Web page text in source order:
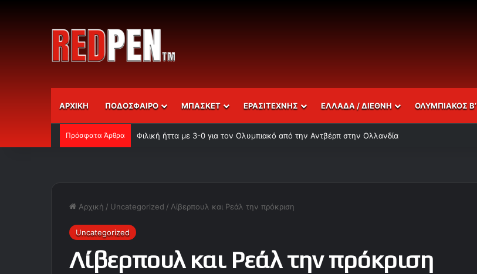
ΑΡΧΙΚΗ ΠΟΔΟΣΦΑΙΡΟ ΜΠΑΣΚΕΤ ΕΡΑΣΙΤΕΧΝΗΣ ΕΛΛΑΔΑ / ΔΙΕΘΝΗ ΟΛΥΜΠΙΑΚΟΣ Β’
Πρόσφατα Άρθρα Φιλική ήττα με 3-0 για τον Ολυμπιακό από την Αντβέρπ στην Ολλανδία
Αρχική / Uncategorized / Λίβερπουλ και Ρεάλ την πρόκριση
Uncategorized
Λίβερπουλ και Ρεάλ την πρόκριση